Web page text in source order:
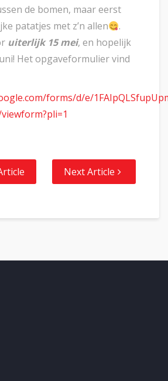
de bomen, maar eerst
patatjes met z’n allen
.
uiterlijk 15 mei, en hopelijk
Het opgaveformulier vind
forms/d/e/
Next Article